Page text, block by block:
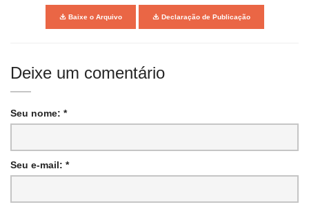
Baixe o Arquivo Declaração de Publicação
Deixe um comentário
Seu nome: *
Seu e-mail: *